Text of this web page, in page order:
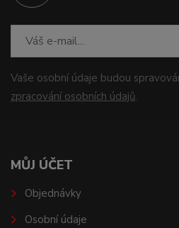
Vaše osobní údaje budou
zpracování osobních údajů.
MŮJ ÚČET
Objednávky
Osobní údaje